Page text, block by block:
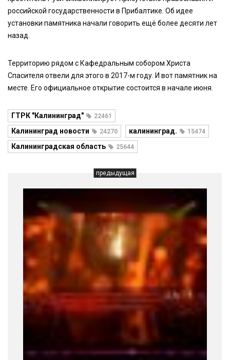
российской государственности в Прибалтике. Об идее
установки памятника начали говорить ещё более десяти лет
назад.
Территорию рядом с Кафедральным собором Христа
Спасителя отвели для этого в 2017-м году. И вот памятник на
месте. Его официальное открытие состоится в начале июня.
ГТРК "Калининград" 22461
Калининград новости 24270 калининград. 15474
Калининградская область 25644
предыдущая